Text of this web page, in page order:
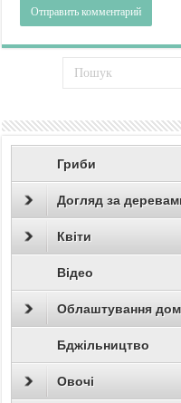
Гриби
Догляд за
Квіти
Відео
Облаштування
Бджільництво
Овочі